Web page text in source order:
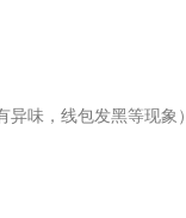
味，线包发黑等现象